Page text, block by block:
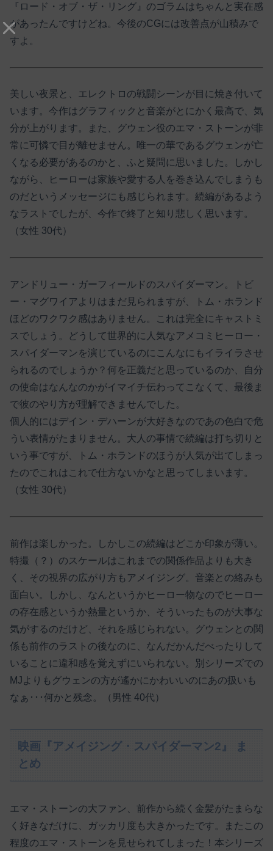
『ロード・オブ・ザ・リング』のゴラムはちゃんと実在感
があったんですけどね。今後のCGには改善点が山積みで
すよ。
美しい夜景と、エレクトロの戦闘シーンが目に焼き付いて
います。今作はグラフィックと音楽がとにかく最高で、気
分が上がります。また、グウェン役のエマ・ストーンが非
常に可憐で目が離せません。唯一の華であるグウェンが亡
くなる必要があるのかと、ふと疑問に思いました。しかし
ながら、ヒーローは家族や愛する人を巻き込んでしまうも
のだというメッセージにも感じられます。続編があるよう
なラストでしたが、今作で終了と知り悲しく思います。
（女性 30代）
アンドリュー・ガーフィールドのスパイダーマン。トビ
ー・マグワイアよりはまだ見られますが、トム・ホランド
ほどのワクワク感はありません。これは完全にキャストミ
スでしょう。どうして世界的に人気なアメコミヒーロー・
スパイダーマンを演じているのにこんなにもイライラさせ
られるのでしょうか？何を正義だと思っているのか、自分
の使命はなんなのかがイマイチ伝わってこなくて、最後ま
で彼のやり方が理解できませんでした。
個人的にはデイン・デハーンが大好きなのであの色白で危
うい表情がたまりません。大人の事情で続編は打ち切りと
いう事ですが、トム・ホランドのほうが人気が出てしまっ
たのでこれはこれで仕方ないかなと思ってしまいます。
（女性 30代）
前作は楽しかった。しかしこの続編はどこか印象が薄い。
特撮（？）のスケールはこれまでの関係作品よりも大き
く、その視界の広がり方もアメイジング。音楽との絡みも
面白い。しかし、なんというかヒーロー物なのでヒーロー
の存在感というか熱量というか、そういったものが大事な
気がするのだけど、それを感じられない。グウェンとの関
係も前作のラストの後なのに、なんだかんだべったりして
いることに違和感を覚えずにいられない。別シリーズでの
MJよりもグウェンの方が遙かにかわいいのにあの扱いも
なぁ･･･何かと残念。（男性 40代）
映画『アメイジング・スパイダーマン2』 ま
とめ
エマ・ストーンの大ファン、前作から続く金髪がたまらな
く好きなだけに、ガッカリ度も大きかったです。またこの
程度のエマ・ストーンを見せられてしまった！本シリーズ